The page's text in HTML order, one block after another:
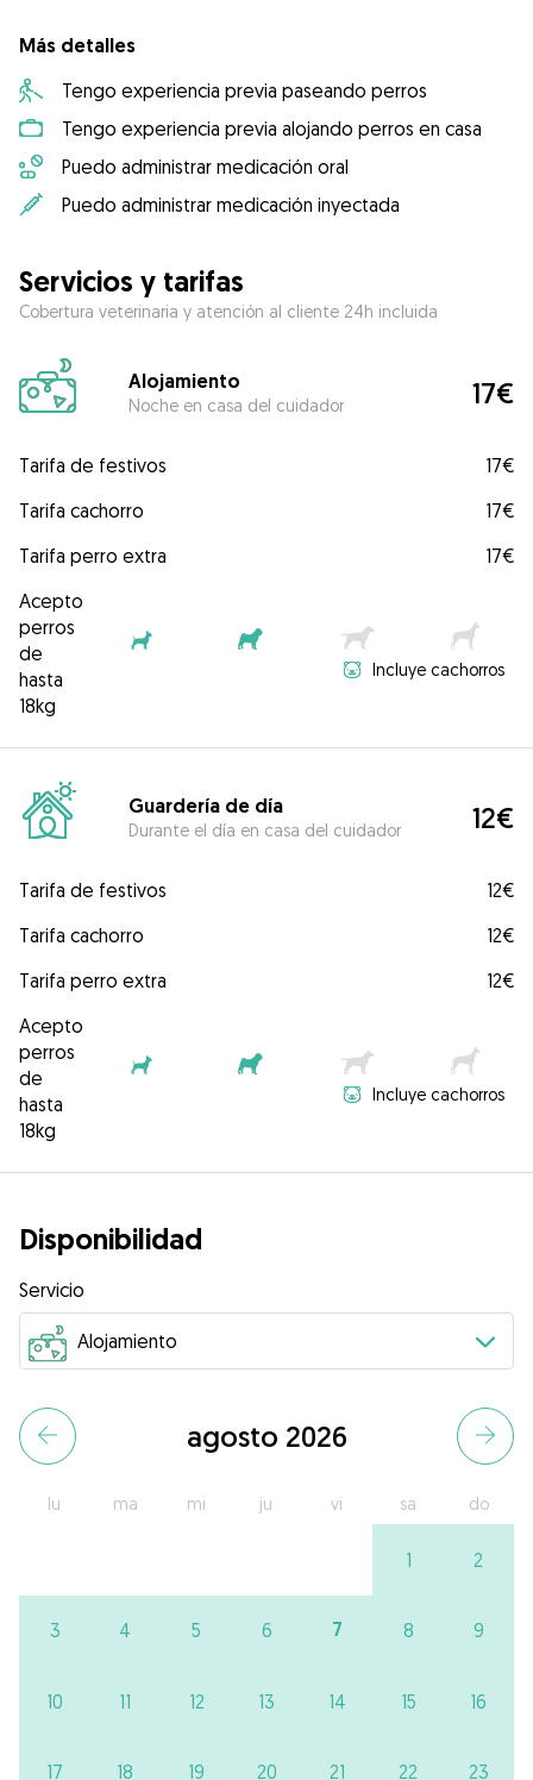
Más detalles
Tengo experiencia previa paseando perros
Tengo experiencia previa alojando perros en casa
Puedo administrar medicación oral
Puedo administrar medicación inyectada
Servicios y tarifas
Cobertura veterinaria y atención al cliente 24h incluida
Alojamiento
Noche en casa del cuidador 17€
Tarifa de festivos
17€
Tarifa cachorro
17€
Tarifa perro extra
17€
Acepto
perros
de
hasta
18kg
Incluye cachorros
Guardería de día
Durante el día en casa del cuidador 12€
Tarifa de festivos
12€
Tarifa cachorro
12€
Tarifa perro extra
12€
Acepto
perros
de
hasta
18kg
Incluye cachorros
Disponibilidad
Servicio
agosto 2026
lu ma mi ju vi sa do
1 2
3 4 5 6 7 8 9
10 11 12 13 14 15 16
17 18 19 20 21 22 23